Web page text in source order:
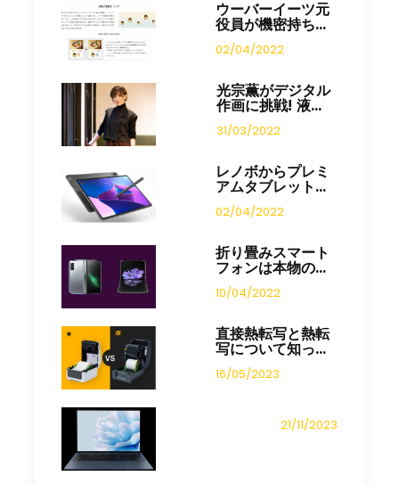
ウーバーイーツ元
役員が機密持ち...
02/04/2022
光宗薫がデジタル
作画に挑戦! 液...
31/03/2022
レノボからプレミ
アムタブレット...
02/04/2022
折り畳みスマート
フォンは本物の...
10/04/2022
直接熱転写と熱転
写について知っ...
16/05/2023
21/11/2023